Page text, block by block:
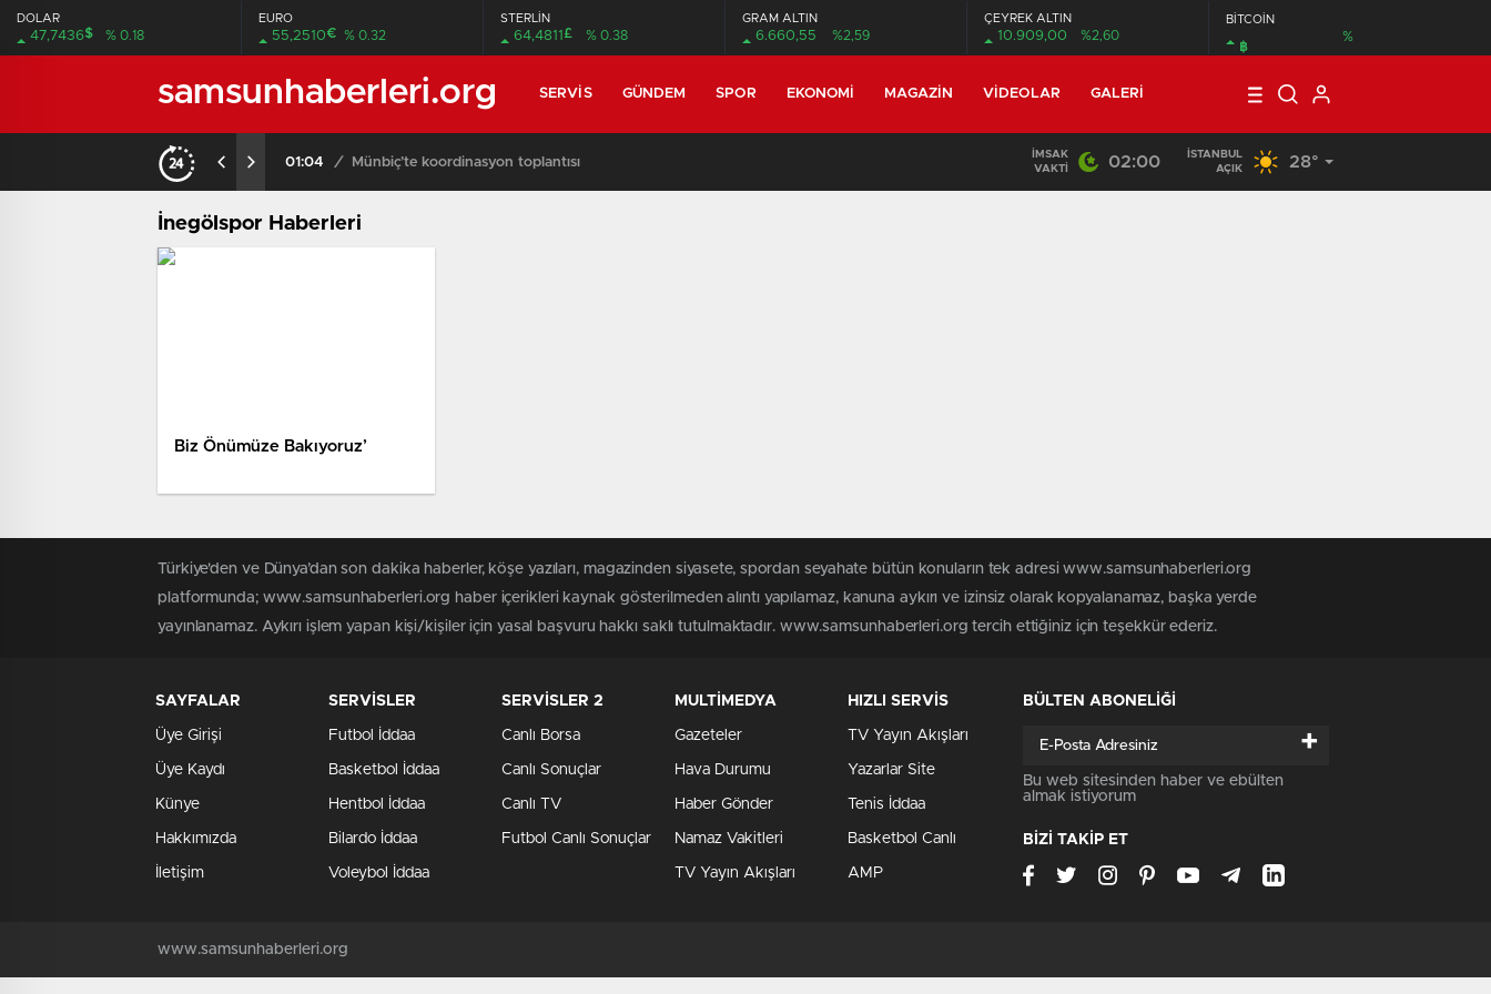
DOLAR
47,7436$ % 0.18
EURO
55,2510€ % 0.32
STERLİN
64,4811 £ % 0.38
GRAM ALTIN
6.660,55 %2,59
ÇEYREK ALTIN
10.909,00 %2,60
BİTCOİN
฿
%
samsunhaberleri.org SERVIS GÜNDEM SPOR EKONOMI MAGAZIN VIDEOLAR GALERI
01:04 / Münbiç’te koordinasyon toplantısı 01:04 / Dünya genç milyarderi konuşuyor
İMSAK
VAKTI
02:00
İSTANBUL
AÇIK
28°
İnegölspor Haberleri
Biz Önümüze Bakıyoruz’
Türkiye'den ve Dünya’dan son dakika haberler, köşe yazıları, magazinden siyasete, spordan seyahate bütün konuların tek adresi www.samsunhaberleri.org
platformunda; www.samsunhaberleri.org haber içerikleri kaynak gösterilmeden alıntı yapılamaz, kanuna aykırı ve izinsiz olarak kopyalanamaz, başka yerde
yayınlanamaz. Aykırı işlem yapan kişi/kişiler için yasal başvuru hakkı saklı tutulmaktadır. www.samsunhaberleri.org tercih ettiğiniz için teşekkür ederiz.
SAYFALAR
Üye Girişi
Üye Kaydı
Künye
Hakkımızda
İletişim
SERVİSLER
Futbol İddaa
Basketbol İddaa
Hentbol İddaa
Bilardo İddaa
Voleybol İddaa
SERVİSLER 2
Canlı Borsa
Canlı Sonuçlar
Canlı TV
Futbol Canlı Sonuçlar
MULTİMEDYA
Gazeteler
Hava Durumu
Haber Gönder
Namaz Vakitleri
TV Yayın Akışları
HIZLI SERVİS
TV Yayın Akışları
Yazarlar Site
Tenis İddaa
Basketbol Canlı
AMP
BÜLTEN ABONELİĞİ
+
Bu web sitesinden haber ve ebülten
almak istiyorum
BİZİ TAKİP ET
www.samsunhaberleri.org